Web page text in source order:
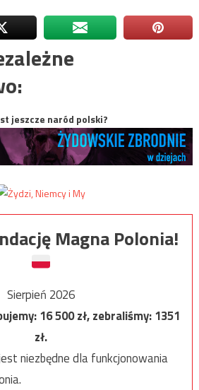
jeszcze naród polski?
Magna Polonia!
Sierpień 2026
16 500zł, zebraliśmy:1351
zł.
niezbędne dla funkcjonowania